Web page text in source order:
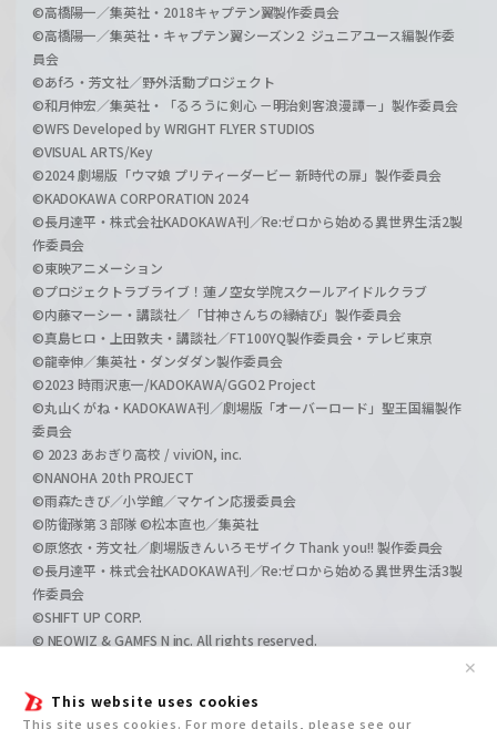
This website uses cookies
This site uses cookies. For more details, please see our
✕
©高橋陽一／集英社・2018キャプテン翼製作委員会
©高橋陽一／集英社・キャプテン翼シーズン２ ジュニアユース編製作委
員会
©あfろ・芳文社／野外活動プロジェクト
©和月伸宏／集英社・「るろうに剣心 －明治剣客浪漫譚－」製作委員会
©WFS Developed by WRIGHT FLYER STUDIOS
©VISUAL ARTS/Key
©2024 劇場版「ウマ娘 プリティーダービー 新時代の扉」製作委員会
©KADOKAWA CORPORATION 2024
©長月達平・株式会社KADOKAWA刊／Re:ゼロから始める異世界生活2製
作委員会
©東映アニメーション
©プロジェクトラブライブ！蓮ノ空女学院スクールアイドルクラブ
©内藤マーシー・講談社／「甘神さんちの縁結び」製作委員会
©真島ヒロ・上田敦夫・講談社／FT100YQ製作委員会・テレビ東京
©龍幸伸／集英社・ダンダダン製作委員会
©2023 時雨沢恵一/KADOKAWA/GGO2 Project
©丸山くがね・KADOKAWA刊／劇場版「オーバーロード」聖王国編製作
委員会
© 2023 あおぎり高校 / viviON, inc.
©NANOHA 20th PROJECT
©雨森たきび／小学館／マケイン応援委員会
©防衛隊第３部隊 ©松本直也／集英社
©原悠衣・芳文社／劇場版きんいろモザイク Thank you!! 製作委員会
©長月達平・株式会社KADOKAWA刊／Re:ゼロから始める異世界生活3製
作委員会
©SHIFT UP CORP.
© NEOWIZ & GAMFS N inc. All rights reserved.
©GIRLS und PANZER Film Projekt